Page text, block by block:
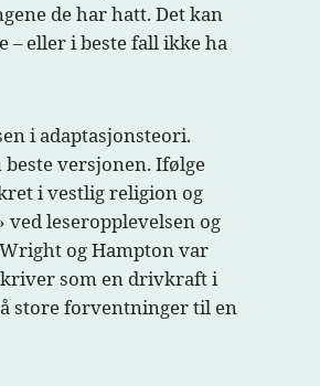
de har hatt. Det kan
– eller i beste fall ikke ha
i adaptasjonsteori.
versjonen. Ifølge
i vestlig religion og
leseropplevelsen og
og Hampton var
som en drivkraft i
store forventninger til en